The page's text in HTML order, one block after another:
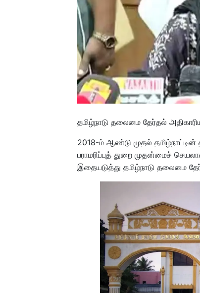
தமிழ்நாடு தலைமை தேர்தல்
2018-ம் ஆண்டு முதல் தமிழ்நாட்டின்
பராமரிப்புத் துறை முதன்மைச்
இதையடுத்து தமிழ்நாடு தலைமை